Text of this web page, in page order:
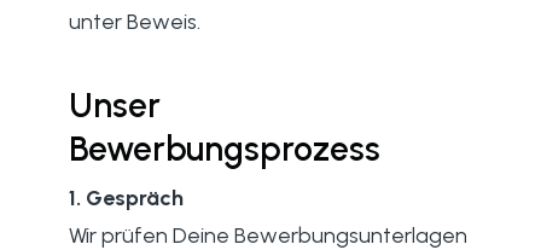
unter Beweis.
Unser
Bewerbungsprozess
1. Gespräch
Wir prüfen Deine Bewerbungsunterlagen